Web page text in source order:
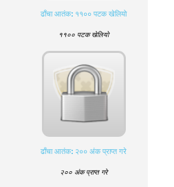
ढाँचा आतंक: ११०० पटक खेलियो
११०० पटक खेलियो
ढाँचा आतंक: २०० अंक प्राप्त गरे
२०० अंक प्राप्त गरे